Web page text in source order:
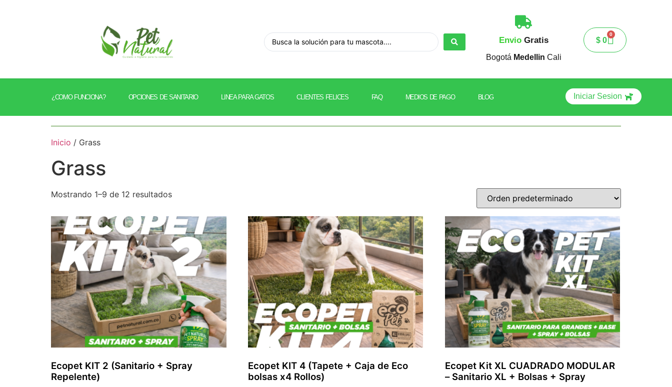
Envio Gratis
Bogotá Medellin Cali
$ 0
0
¿COMO FUNCIONA? OPCIONES DE SANITARIO LINEA PARA GATOS CLIENTES FELICES FAQ MEDIOS DE PAGO BLOG Iniciar Sesion
Inicio / Grass
Grass
Mostrando 1–9 de 12 resultados
Ecopet KIT 2 (Sanitario + Spray
Repelente)
Ecopet KIT 4 (Tapete + Caja de Eco
bolsas x4 Rollos)
Ecopet Kit XL CUADRADO MODULAR
– Sanitario XL + Bolsas + Spray